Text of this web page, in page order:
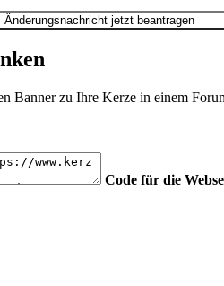
Banner zu Ihre Kerze in einem
Code für die